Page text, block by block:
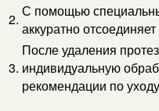
2. С помощью
аккуратно
3.
После удаления
индивидуальную
рекомендации по